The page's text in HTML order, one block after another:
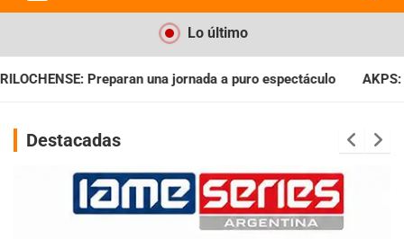
Lo último
a puro espectáculo AKPS: Intervino la IGJ y oficializó el
Destacadas